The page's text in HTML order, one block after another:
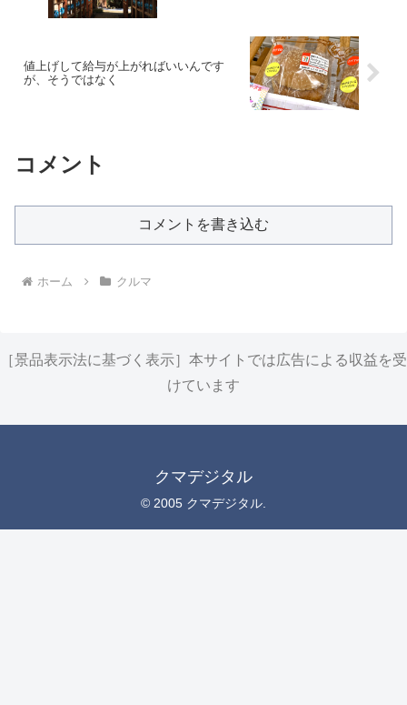
値上げして給与が上がればいいんです
が、そうではなく
コメント
コメントを書き込む
ホーム クルマ
［景品表示法に基づく表示］本サイトでは広告による収益を受
けています
クマデジタル
© 2005 クマデジタル.